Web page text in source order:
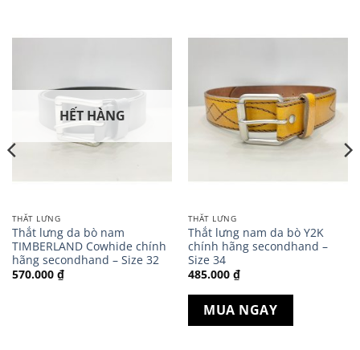
HẾT HÀNG
THẮT LƯNG
Thắt lưng da bò nam
TIMBERLAND Cowhide chính
hãng secondhand – Size 32
570.000 ₫
THẮT LƯNG
Thắt lưng nam da bò Y2K
chính hãng secondhand –
Size 34
485.000 ₫
MUA NGAY